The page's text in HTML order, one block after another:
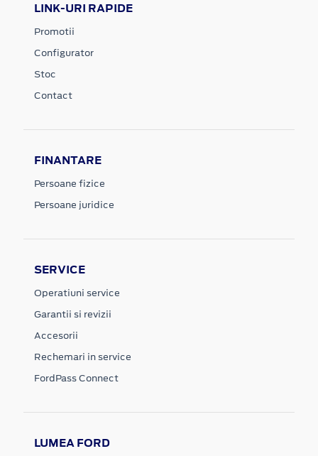
LINK-URI RAPIDE
Promotii
Configurator
Stoc
Contact
FINANTARE
Persoane fizice
Persoane juridice
SERVICE
Operatiuni service
Garantii si revizii
Accesorii
Rechemari in service
FordPass Connect
LUMEA FORD